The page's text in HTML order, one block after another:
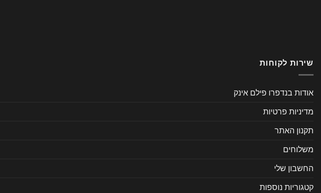
שירות לקוחות
אודות בנדפרו פילם אינק
מדיניות פרטיות
תקנון האתר
משלוחים
החשבון שלי
קטגוריות נוספות